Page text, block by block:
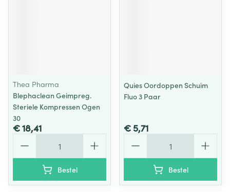
Thea Pharma
Blephaclean Geimpreg.
Steriele Kompressen Ogen
30
€ 18,41
Bestel
Quies Oordoppen Schuim
Fluo 3 Paar
€ 5,71
Bestel